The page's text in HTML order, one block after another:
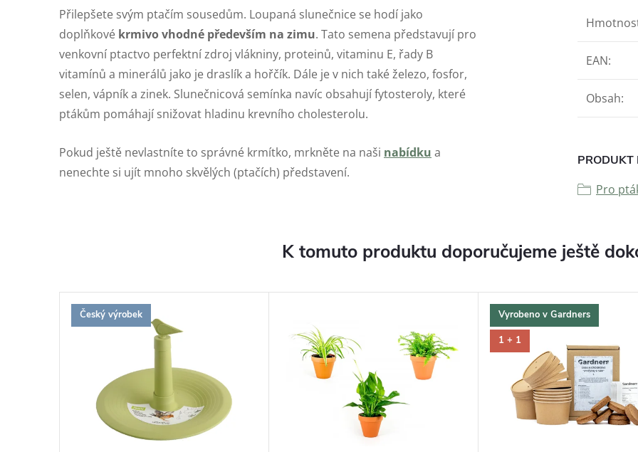
Přilepšete svým ptačím sousedům. Loupaná slunečnice se hodí jako
doplňkové krmivo vhodné především na zimu. Tato semena představují pro
venkovní ptactvo perfektní zdroj vlákniny, proteinů, vitaminu E, řady B
vitamínů a minerálů jako je draslík a hořčík. Dále je v nich také železo, fosfor,
selen, vápník a zinek. Slunečnicová semínka navíc obsahují fytosteroly, které
ptákům pomáhají snižovat hladinu krevního cholesterolu.
Pokud ještě nevlastníte to správné krmítko, mrkněte na naši nabídku a
nenechte si ujít mnoho skvělých (ptačích) představení.
EAN:
Obsah:
PRODUKT
Pro
K tomuto produktu doporučujeme ještě
Český výrobek
Vyrobeno v Gardners
1 + 1